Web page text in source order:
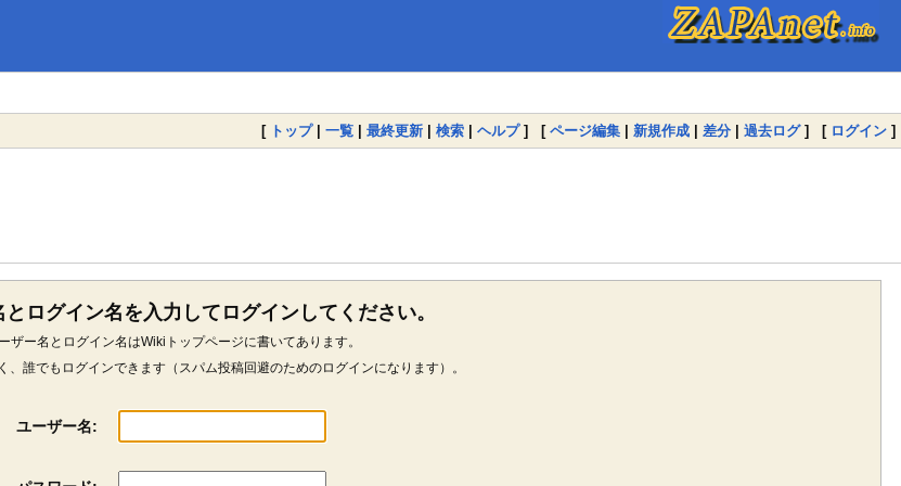
[ トップ| 一覧 | 最終更新 | 検索 | ヘルプ] [ ページ編集 | 新規作成 | 差分 | 過去ログ] [ ログイン ]
ログイン名を入力してログインしてください。
ザー名とログイン名はWikiトップページに書いてあります。
、誰でもログインできます（スパム投稿回避のためのログインになります）。
ユーザー名: